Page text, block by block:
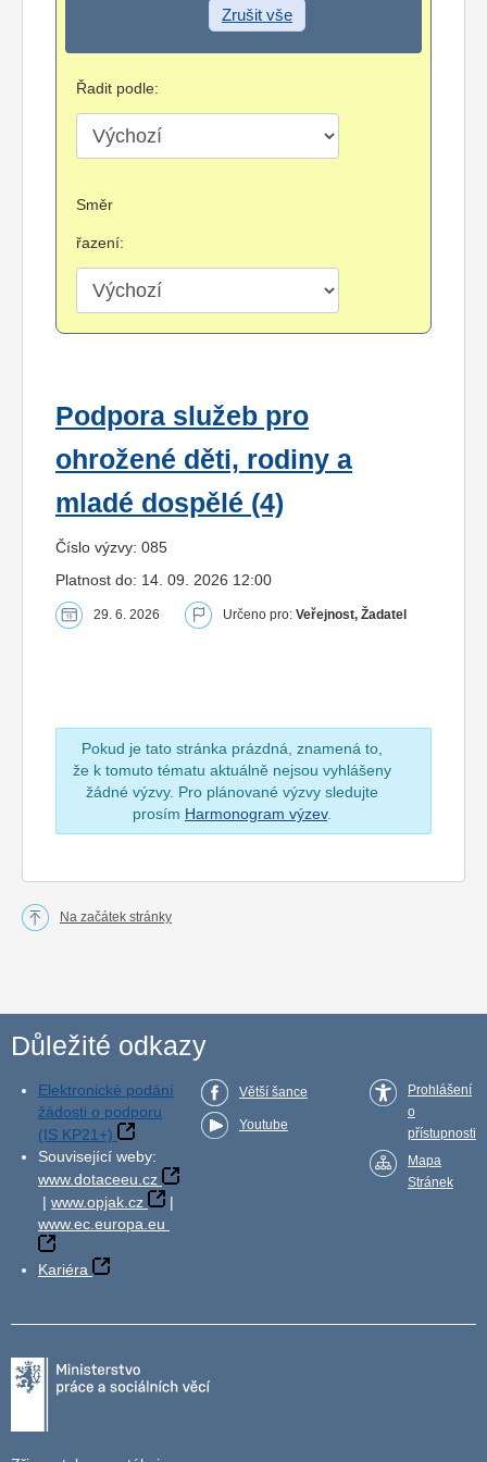
Zrušit vše
Řadit podle:
Směr
řazení:
Podpora služeb pro
ohrožené děti, rodiny a
mladé dospělé (4)
Číslo výzvy: 085
Platnost do: 14. 09. 2026 12:00
29. 6. 2026 Určeno pro: Veřejnost, Žadatel
Pokud je tato stránka prázdná, znamená to,
že k tomuto tématu aktuálně nejsou vyhlášeny
žádné výzvy. Pro plánované výzvy sledujte
prosím Harmonogram výzev.
Na začátek stránky
Důležité odkazy
Elektronické podání
žádosti o podporu
(IS KP21+)
Související weby:
www.dotaceeu.cz
| www.opjak.cz
|
www.ec.europa.eu
Kariéra
Větší šance
Youtube
Prohlášení
o
přístupnosti
Mapa
Stránek